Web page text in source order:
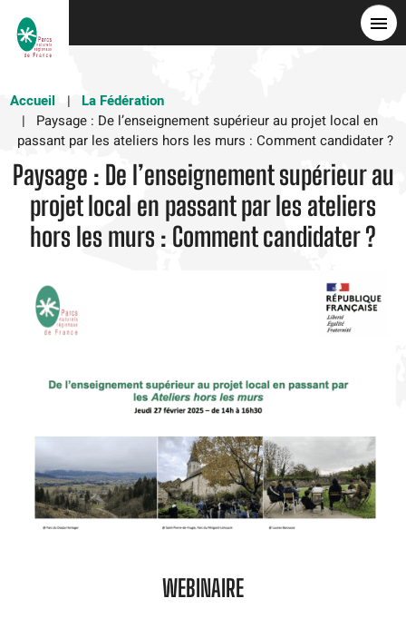
Accueil
La Fédération
Paysage : De l’enseignement supérieur au projet local en
passant par les ateliers hors les murs : Comment candidater ?
Paysage : De l’enseignement supérieur au
projet local en passant par les ateliers
hors les murs : Comment candidater ?
WEBINAIRE